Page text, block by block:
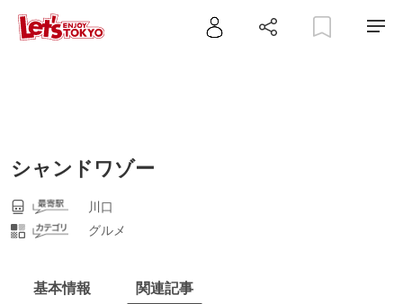
シャンドワゾー
川口
グルメ
基本情報 関連記事